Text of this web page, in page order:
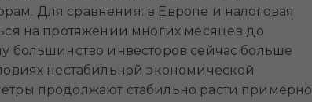
Для сравнения: в Европе и налоговая
на протяжении многих месяцев до
большинство инвесторов сейчас больше
нестабильной экономической
продолжают стабильно расти примерно